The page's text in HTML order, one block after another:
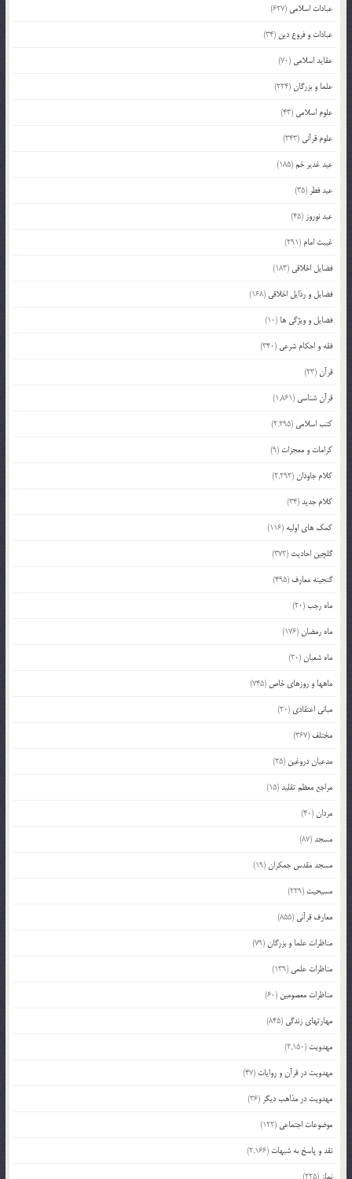
عبادات اسلامی (627)
عبادات و فروع دین (34)
عقاید اسلامی (70)
علما و بزرگان (224)
علوم اسلامی (43)
علوم قرآنی (343)
عید غدیر خم(185)
عید فطر (35)
عید نوروز (45)
غیبت امام (291)
فضایل اخلاقی (183)
فضایل و رذایل اخلاقی (168)
فضایل و ویژگی ها (10)
فقه و احکام شرعی (340)
قرآن (23)
قرآن شناسی (1,861)
کتب اسلامی (2,295)
کرامات و معجزات (9)
کلام جاودان (2,293)
کلام جدید(34)
کمک های اولیه (116)
گلچین احادیث (372)
گنجینه معارف (495)
ماه رجب(20)
ماه رمضان (176)
ماه شعبان (20)
ماهها و روزهای خاص (745)
مبانی اعتقادی (20)
مختلف (367)
مدعیان دروغین (25)
مراجع معظم تقلید(15)
مردان (40)
مسجد(87)
مسجد مقدس جمکران (19)
مسیحیت (229)
معارف قرآنی (855)
مناظرات علما و بزرگان (79)
مناظرات علمی (139)
مناظرات معصومین (60)
مهارتهای زندگی (845)
مهدویت (2,150)
مهدویت در قرآن و روایات (47)
مهدویت در مذاهب دیگر (36)
موضوعات اجتماعی (122)
نقد و پاسخ به شبهات (2,166)